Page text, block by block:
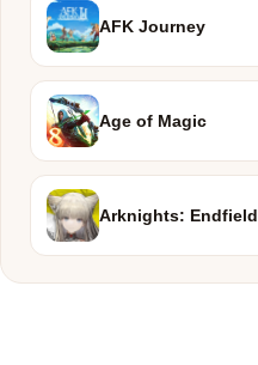
AFK Journey
Age of Magic
Arknights: Endfield